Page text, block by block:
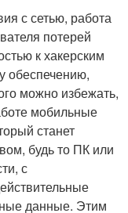
с сетью, работа
потерей
к хакерским
обеспечению,
можно избежать,
мобильные
станет
будь то ПК или
с
данные. Этим